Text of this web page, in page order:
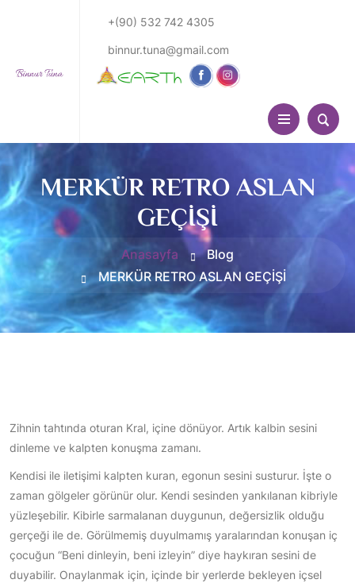
+(90) 532 742 4305
binnur.tuna@gmail.com
MERKÜR RETRO ASLAN
GEÇİŞİ
Anasayfa
Blog
MERKÜR RETRO ASLAN GEÇİŞİ
Zihnin tahtında oturan Kral, içine dönüyor. Artık kalbin sesini
dinleme ve kalpten konuşma zamanı.
Kendisi ile iletişimi kalpten kuran, egonun sesini susturur. İşte o
zaman gölgeler görünür olur. Kendi sesinden yankılanan kibriyle
yüzleşebilir. Kibirle sarmalanan duygunun, değersizlik olduğu
gerçeği ile de. Görülmemiş duyulmamış yaralarından konuşan iç
çocuğun “Beni dinleyin, beni izleyin” diye haykıran sesini de
duyabilir. Onaylanmak için, içinde bir yerlerde bekleyen içsel